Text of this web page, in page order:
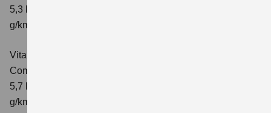
5,3 l/100km; kombinierter Wert der CO₂-Emission: 120
g/km; CO₂-Klasse: D
Vitara 1.4 BOOSTERJET HYBRID AT
Comfort+
5,7 l/100km; kombinierter Wert der CO₂-Emission: 130
g/km; CO₂-Klasse: D